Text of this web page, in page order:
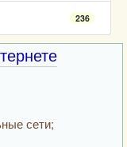
236
сети;